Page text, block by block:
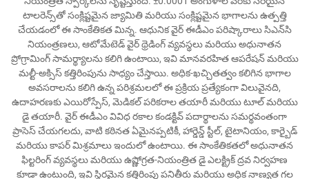
టాలరెన్స్‌తో సంక్లిష్టమైన జ్యామితి మరియు సంక్లిష్టమైన భాగాలను ఉత్పత్తి
చేయడంలో ఈ సాంకేతికత మిన్న. ఆధునిక వైర్ ఈడీఎం పరిష్కారాలు సిఎన్‌సి
నియంత్రణలు, ఆటోమేటెడ్ వైర్ థ్రెడింగ్ వ్యవస్థలు మరియు అధునాతన
ప్రోగ్రామింగ్ సామర్థ్యాలను కలిగి ఉంటాయి, ఇవి మానవరహిత ఆపరేషన్ మరియు
మల్టీ-అక్సిస్ కత్తిరింపును సాధ్యం చేస్తాయి. అధిక-ఖచ్చితత్వం కలిగిన భాగాల
అవసరాలను కలిగి ఉన్న పరిశ్రమలలో ఈ ప్రక్రియ ప్రత్యేకంగా విలువైనది,
ఉదాహరణకు ఎయిరోస్పేస్, మెడికల్ పరికరాల తయారీ మరియు టూల్ మరియు
డై తయారీ. వైర్ ఈడీఎం వివిధ రకాల కండక్టివ్ పదార్థాలను సమర్థవంతంగా
ప్రాసెస్ చేయగలదు, వాటి కఠినత ఏమైనప్పటికీ, హార్డెన్డ్ స్టీల్, టైటానియం, కార్బైడ్
మరియు కాపర్ మిశ్రమాలు ఇందులో ఉంటాయి. ఈ సాంకేతికతలో అధునాతన
ఫిల్టరింగ్ వ్యవస్థలు మరియు ఉష్ణోగ్రత-నియంత్రిత డై ఎలక్ట్రిక్ ద్రవ నిర్వహణ
కూడా ఉంటుంది, ఇవి స్థిరమైన కత్తిరింపు పనితీరు మరియు అధిక నాణ్యత గల